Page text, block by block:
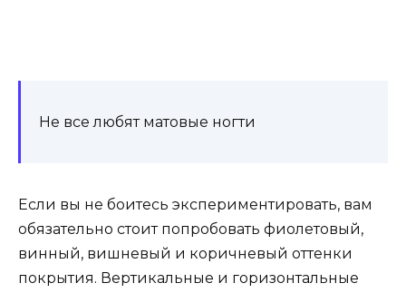
Не все любят матовые ногти
Если вы не боитесь экспериментировать, вам
обязательно стоит попробовать фиолетовый,
винный, вишневый и коричневый оттенки
покрытия. Вертикальные и горизонтальные